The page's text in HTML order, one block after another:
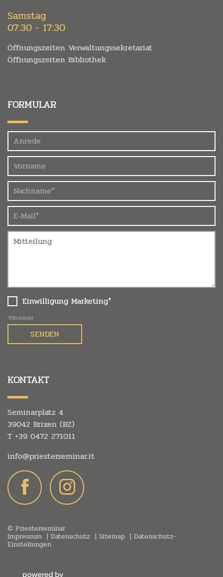
Samstag
07:30 - 17:30
Öffnungszeiten Verwaltungssekretariat
Öffnungszeiten Bibliothek
FORMULAR
Felder
Einwilligung Marketing*
*Pflichtfeld
KONTAKT
Seminarplatz 4
39042 Brixen (BZ)
T +39 0472 271011
info@priesterseminar.it
© Priesterseminar
Impressum Datenschutz Sitemap Datenschutz-
Einstellungen